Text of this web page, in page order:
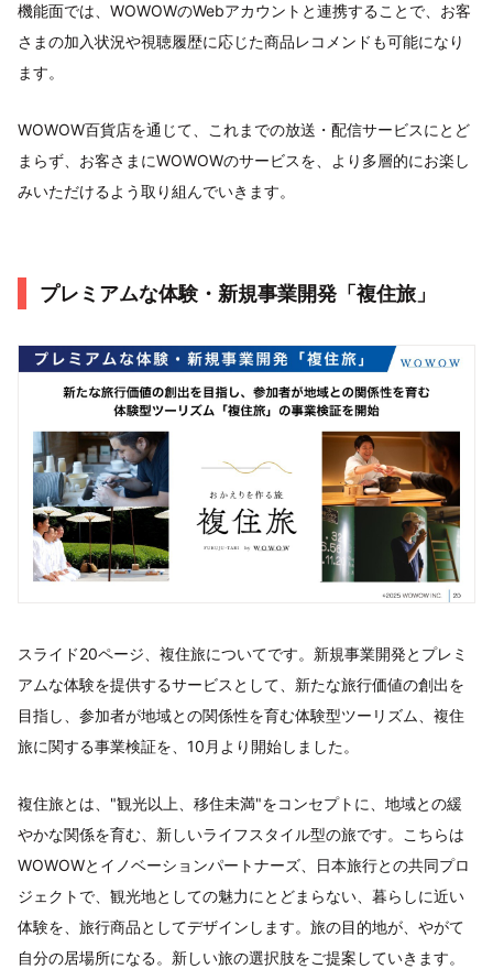
機能面では、WOWOWのWebアカウントと連携することで、お客
さまの加入状況や視聴履歴に応じた商品レコメンドも可能になり
ます。
WOWOW百貨店を通じて、これまでの放送・配信サービスにとど
まらず、お客さまにWOWOWのサービスを、より多層的にお楽し
みいただけるよう取り組んでいきます。
プレミアムな体験・新規事業開発「複住旅」
スライド20ページ、複住旅についてです。新規事業開発とプレミ
アムな体験を提供するサービスとして、新たな旅行価値の創出を
目指し、参加者が地域との関係性を育む体験型ツーリズム、複住
旅に関する事業検証を、10月より開始しました。
複住旅とは、"観光以上、移住未満"をコンセプトに、地域との緩
やかな関係を育む、新しいライフスタイル型の旅です。こちらは
WOWOWとイノベーションパートナーズ、日本旅行との共同プロ
ジェクトで、観光地としての魅力にとどまらない、暮らしに近い
体験を、旅行商品としてデザインします。旅の目的地が、やがて
自分の居場所になる。新しい旅の選択肢をご提案していきます。